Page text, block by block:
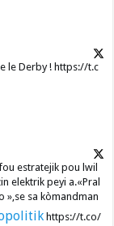
le Derby ! https://t.c
estratejik pou lwil
elektrik peyi a.​«Pral
»,se sa kòmandman
https://t.co/